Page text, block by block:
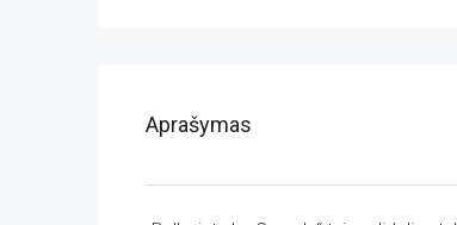
Aprašymas